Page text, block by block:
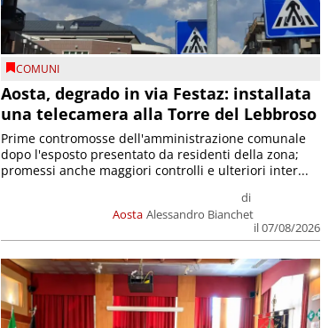
COMUNI
Aosta, degrado in via Festaz: installata
una telecamera alla Torre del Lebbroso
Aosta
di
Alessandro Bianchet
il 07/08/2026
Prime contromosse dell'amministrazione comunale
dopo l'esposto presentato da residenti della zona;
promessi anche maggiori controlli e ulteriori inter...